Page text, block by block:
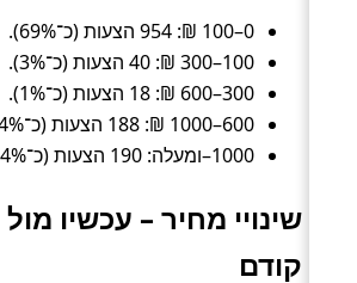
0–100 ₪: 954 הצעות (כ־69%).
100–300 ₪: 40 הצעות (כ־3%).
300–600 ₪: 18 הצעות (כ־1%).
600–1000 ₪: 188 הצעות (כ־14%).
1000–ומעלה: 190 הצעות (כ־14%).
שינויי מחיר – עכשיו מול
קודם